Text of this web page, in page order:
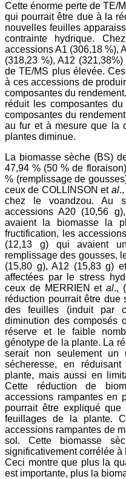
Cette énorme perte de TE/
qui pourrait être due à la
nouvelles feuilles
contrainte hydrique.
accessions A1 (306,18 %),
(318,23 %), A12
de TE/MS plus élevée.
à ces accessions de
composantes du
réduit les composantes
composantes du
au fur et à mesure que la
plantes diminue.
La biomasse sèche (BS)
47,94 % (50 % de
% (remplissage de
ceux de COLLINSON et al
chez le voandzou. Au
accessions A20 (10,56
avaient la biomasse la
fructification, les
(12,13 g) qui avaient
remplissage des gousses,
(15,80 g), A12 (15,83 g)
affectées par le stress
ceux de MERRIEN etal.,
réduction pourrait être due
des feuilles (induit par
diminution des composés
réserve et le faible
génotype de la plante. La
serait non seulement un
sécheresse, en
plante, mais aussi en
Cette réduction de
accessions rampantes en
pourrait être expliqué
feuillages de la plante.
accessions rampantes de
sol. Cette biomasse
significativement corrélée à
Ceci montre que plus la
est importante, plus la